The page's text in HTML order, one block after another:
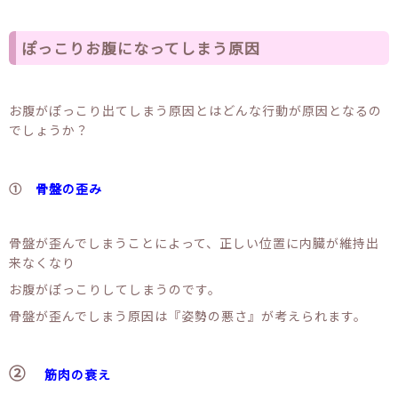
ぽっこりお腹になってしまう原因
お腹がぽっこり出てしまう原因とはどんな行動が原因となるの
でしょうか？
① 骨盤の歪み
骨盤が歪んでしまうことによって、正しい位置に内臓が維持出
来なくなり
お腹がぽっこりしてしまうのです。
骨盤が歪んでしまう原因は『姿勢の悪さ』が考えられます。
② 筋肉の衰え